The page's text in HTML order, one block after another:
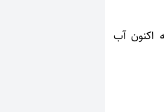
داشت:با نصب 3 دستگاه تصفیه اکنون آب